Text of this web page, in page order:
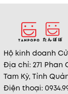
Hộ kinh doanh
Địa chỉ: 271 Phan
Tam Kỳ, Tỉnh
Điện thoại: